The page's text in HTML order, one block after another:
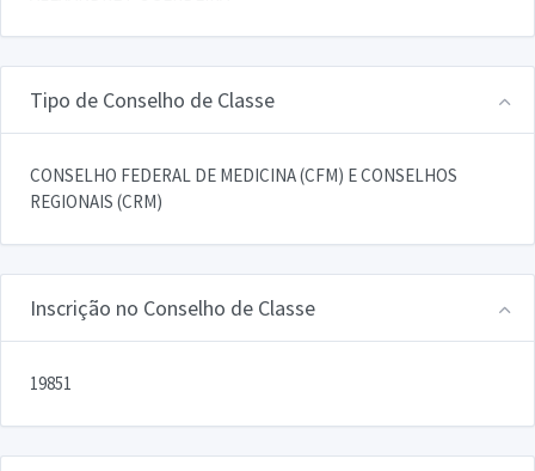
Tipo de Conselho de Classe
CONSELHO FEDERAL DE MEDICINA (CFM) E CONSELHOS
REGIONAIS (CRM)
Inscrição no Conselho de Classe
19851